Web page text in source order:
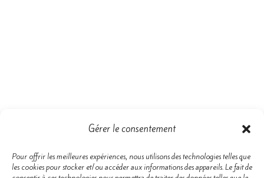
Gérer le consentement
Pour offrir les meilleures expériences, nous utilisons des technologies telles que
les cookies pour stocker et/ou accéder aux informations des appareils. Le fait de